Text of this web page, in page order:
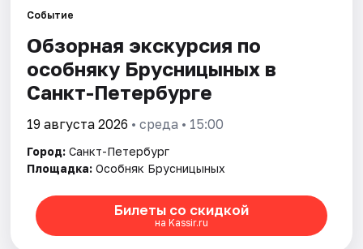
Города
Площадки
Артисты
Рейтинги
Событие
Обзорная экскурсия по
особняку Брусницыных в
Санкт-Петербурге
19 августа 2026 • среда • 15:00
Город: Санкт-Петербург
Площадка: Особняк Брусницыных
Билеты со скидкой
на Kassir.ru